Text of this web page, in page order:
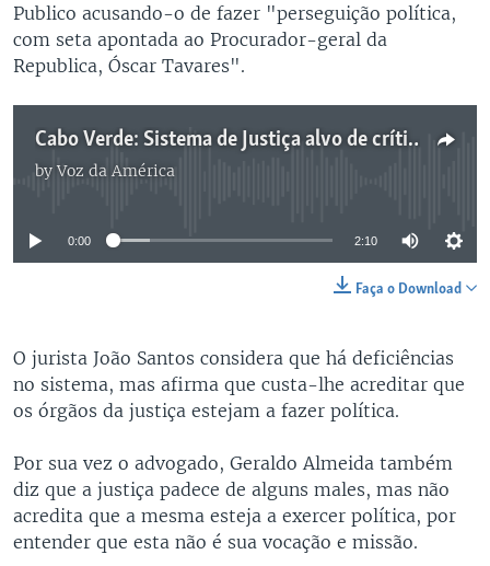
Publico acusando-o de fazer "perseguição política,
com seta apontada ao Procurador-geral da
Republica, Óscar Tavares".
Cabo Verde: Sistema de Justiça alvo de críticas
byVoz da América
No media source currently available
0:00 2:10
Faça o Download
O jurista João Santos considera que há deficiências
no sistema, mas afirma que custa-lhe acreditar que
os órgãos da justiça estejam a fazer política.
Por sua vez o advogado, Geraldo Almeida também
diz que a justiça padece de alguns males, mas não
acredita que a mesma esteja a exercer política, por
entender que esta não é sua vocação e missão.